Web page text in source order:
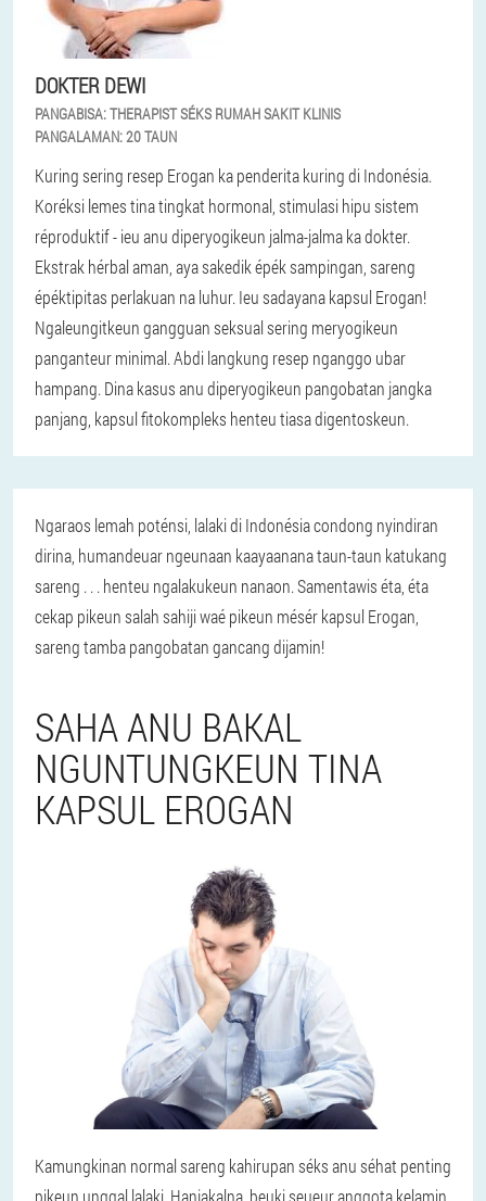
DOKTER DEWI
PANGABISA:THERAPIST SÉKS RUMAH SAKIT KLINIS
PANGALAMAN:20 TAUN
Kuring sering resep Erogan ka penderita kuring di Indonésia.
Koréksi lemes tina tingkat hormonal, stimulasi hipu sistem
réproduktif - ieu anu diperyogikeun jalma-jalma ka dokter.
Ekstrak hérbal aman, aya sakedik épék sampingan, sareng
épéktipitas perlakuan na luhur. Ieu sadayana kapsul Erogan!
Ngaleungitkeun gangguan seksual sering meryogikeun
panganteur minimal. Abdi langkung resep nganggo ubar
hampang. Dina kasus anu diperyogikeun pangobatan jangka
panjang, kapsul fitokompleks henteu tiasa digentoskeun.
Ngaraos lemah poténsi, lalaki di Indonésia condong nyindiran
dirina, humandeuar ngeunaan kaayaanana taun-taun katukang
sareng . . . henteu ngalakukeun nanaon. Samentawis éta, éta
cekap pikeun salah sahiji waé pikeun mésér kapsul Erogan,
sareng tamba pangobatan gancang dijamin!
SAHA ANU BAKAL
NGUNTUNGKEUN TINA
KAPSUL EROGAN
Kamungkinan normal sareng kahirupan séks anu séhat penting
pikeun unggal lalaki. Hanjakalna, beuki seueur anggota kelamin